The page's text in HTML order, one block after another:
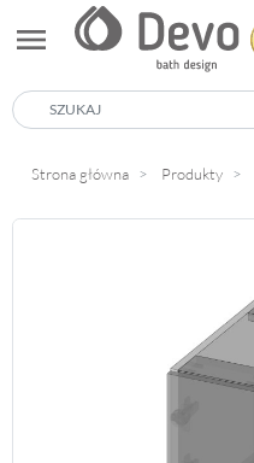
menu
Strona główna Produkty